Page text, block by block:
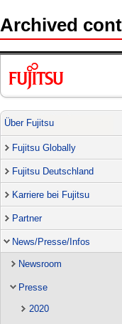
Archived
Über Fujitsu
Fujitsu Globally
Fujitsu Deutschland
Karriere bei Fujitsu
Partner
News/Presse/Infos
Newsroom
Presse
2020